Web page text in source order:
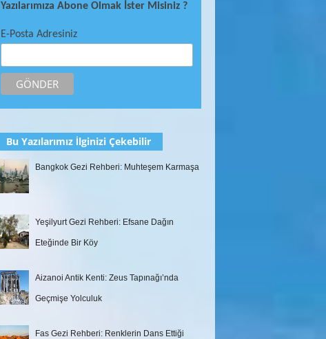
Yazılarımıza Abone Olmak İster Misiniz ?
E-Posta Adresiniz
Bu Yazılarımız İlginizi Çekebilir
Bangkok Gezi Rehberi: Muhteşem Karmaşa
Yeşilyurt Gezi Rehberi: Efsane Dağın
Eteğinde Bir Köy
Aizanoi Antik Kenti: Zeus Tapınağı’nda
Geçmişe Yolculuk
Fas Gezi Rehberi: Renklerin Dans Ettiği